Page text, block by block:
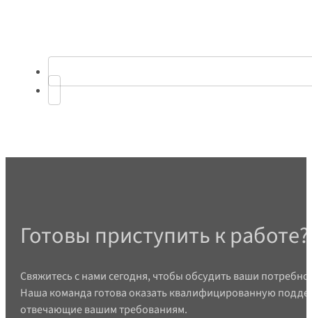
Готовы приступить к работе?
Свяжитесь с нами сегодня, чтобы обсудить ваши
Наша команда готова оказать квалифицированную
отвечающие вашим требованиям.